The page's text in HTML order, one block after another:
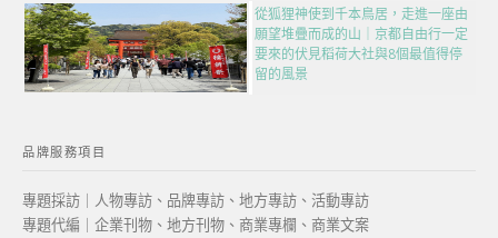
從狐狸神使到千本鳥居，走進一座由
願望堆疊而成的山｜京都自由行一定
要來的伏見稻荷大社與8個最值得停
留的風景
品牌服務項目
專題採訪｜人物專訪、品牌專訪、地方專訪、活動專訪
專題代編｜企業刊物、地方刊物、商業專欄、商業文案